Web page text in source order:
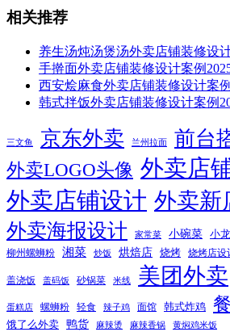
相关推荐
养生汤炖汤煲汤外卖店铺装修设
手擀面外卖店铺装修设计案例
西安烩麻食外卖店铺装修设计案
韩式拌饭外卖店铺装修设计案例
三文鱼 京东外卖 兰州拉面 前台
外卖LOGO头像 外卖店
外卖店铺设计 外卖新
外卖海报设计 家常菜 小碗菜 小
柳州螺蛳粉
湘菜 炒饭 烘焙店 烧烤 烧烤店设
盖浇饭 盖码饭 砂锅菜 米线 美团外卖
蛋糕店 螺蛳粉 轻食 辣子鸡 面馆 韩式炸鸡
饿了么外卖 鸭货 麻辣烫 麻辣香锅 黄焖鸡米饭